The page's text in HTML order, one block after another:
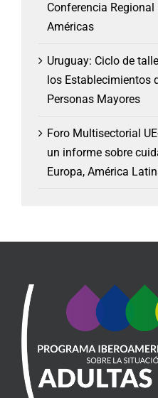
Conferencia Regional
Américas
Uruguay: Ciclo de
los Establecimientos
Personas Mayores
Foro Multisectorial
un informe sobre
Europa, América